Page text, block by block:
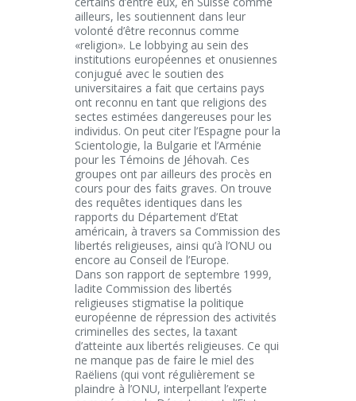
ailleurs, les soutiennent dans leur
volonté d’être reconnus comme
«religion». Le lobbying au sein des
institutions européennes et onusiennes
conjugué avec le soutien des
universitaires a fait que certains pays
ont reconnu en tant que religions des
sectes estimées dangereuses pour les
individus. On peut citer l’Espagne pour la
Scientologie, la Bulgarie et l’Arménie
pour les Témoins de Jéhovah. Ces
groupes ont par ailleurs des procès en
cours pour des faits graves. On trouve
des requêtes identiques dans les
rapports du Département d’Etat
américain, à travers sa Commission des
libertés religieuses, ainsi qu’à l’ONU ou
encore au Conseil de l’Europe.
Dans son rapport de septembre 1999,
ladite Commission des libertés
religieuses stigmatise la politique
européenne de répression des activités
criminelles des sectes, la taxant
d’atteinte aux libertés religieuses. Ce qui
ne manque pas de faire le miel des
Raëliens (qui vont régulièrement se
plaindre à l’ONU, interpellant l’experte